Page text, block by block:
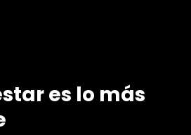
es lo más